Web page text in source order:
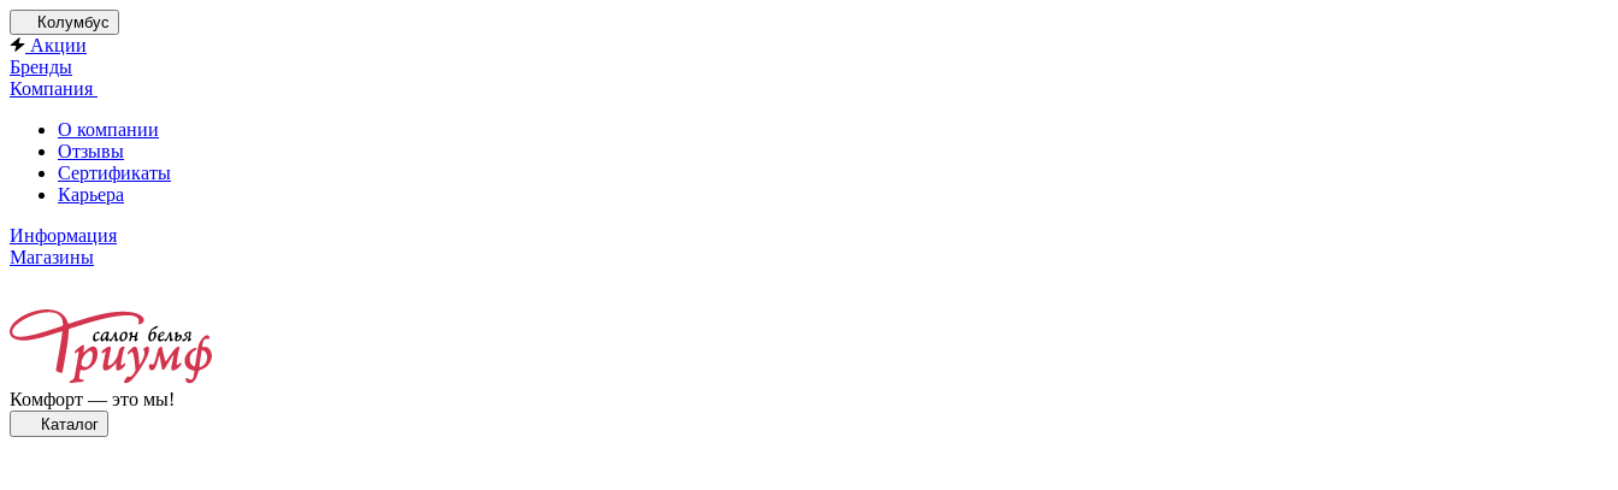
Колумбус
Акции
Бренды
Компания
О компании
Отзывы
Сертификаты
Карьера
Информация
Магазины
Комфорт — это мы!
Каталог